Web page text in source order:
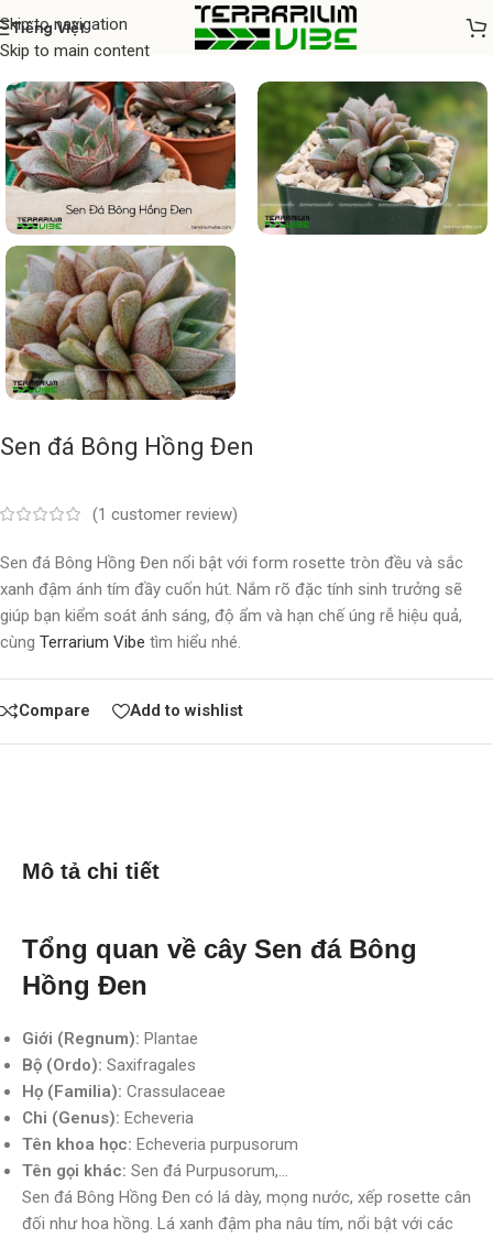
Skip to navigation
Skip to main content
Tiếng Việt
Home/Cây thủy sinh
Sen đá Bông Hồng Đen
(1 customer review)
Sen đá Bông Hồng Đen nổi bật với form rosette tròn đều và sắc
xanh đậm ánh tím đầy cuốn hút. Nắm rõ đặc tính sinh trưởng sẽ
giúp bạn kiểm soát ánh sáng, độ ẩm và hạn chế úng rễ hiệu quả,
cùng Terrarium Vibe tìm hiểu nhé.
Compare Add to wishlist
Mô tả chi tiết
Tổng quan về cây Sen đá Bông
Hồng Đen
Giới (Regnum): Plantae
Bộ (Ordo): Saxifragales
Họ (Familia): Crassulaceae
Chi (Genus): Echeveria
Tên khoa học: Echeveria purpusorum
Tên gọi khác: Sen đá Purpusorum,…
Sen đá Bông Hồng Đen có lá dày, mọng nước, xếp rosette cân
đối như hoa hồng. Lá xanh đậm pha nâu tím, nổi bật với các